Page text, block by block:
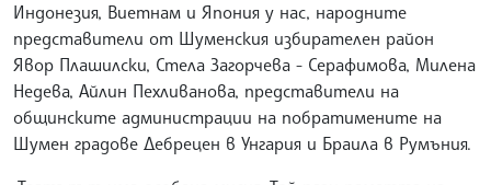
Индонезия, Виетнам и Япония у нас, народните
представители от Шуменския избирателен район
Явор Плашилски, Стела Загорчева - Серафимова, Милена
Недева, Айлин Пехливанова, представители на
общинските администрации на побратимените на
Шумен градове Дебрецен в Унгария и Браила в Румъния.